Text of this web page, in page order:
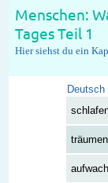
Menschen:
Tages Teil 1
Hier siehst du ein
Deutsch
träumen